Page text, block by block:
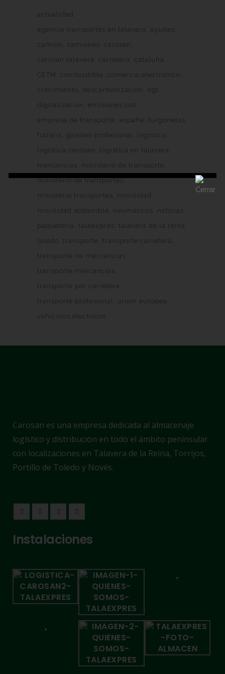
actualidad
agencia transportes en talavera
ayudas
camion
camiones
carosan
carosan talavera
carretera
cataluña
CETM
combustible
comercio electronico
crecimiento
descarbonizacion
dgt
digitalizacion
emisiones co2
empresa de transporte
españa
furgonetas
futrans
gasoleo profesional
logistica
logistica carosan
logistica en talavera
mercancias
ministerio de transporte
ministerio de transportes
ministerio transportes
movilidad
movilidad sostenible
neumaticos
noticias
paqueteria
talaexpres
talavera de la reina
toledo
transporte
transporte carretera
transporte de mercancias
transporte mercancias
transporte por carretera
transporte profesional
union europea
vehiculos electricos
Carosan es una empresa dedicada al almacenaje
logístico y distribución en todo el ámbito penínsular
con localizaciones en Talavera de la Reina, Torrijos,
Portillo de Toledo y Novés.
Instalaciones